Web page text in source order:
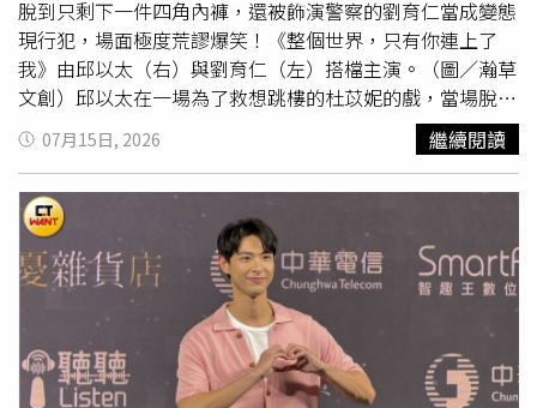
脫到只剩下一件四角內褲，還被飾演警察的劉育仁當成變態
現行犯，場面極度荒謬爆笑！《整個世界，只有你連上了
我》由邱以太（右）與劉育仁（左）搭檔主演。（圖／瀚草
文創）邱以太在一場為了救想跳樓的杜苡妮的戲，當場脫到
只剩一件四角內褲。劉育仁還特地奔到螢幕前「觀摩」，他
大笑表示：「這段實在太荒謬了，真的很想看以太到底會怎
麼脫！」導演游智涵也加碼爆料，拍攝當天正逢寒流，邱以
太頂著低溫脫衣、一遍遍敬業重拍，而只要導演一喊卡，戲
裡的「死對頭」劉育仁就會立刻貼心地拿著大衣快步衝上前
幫忙披上，戲外舉動基情滿滿、超級暖心。除了大尺度發
揮，兩人在角色做功課上也下足功夫。邱以太這次飾演內向
傻氣的「林佳凱」，與他私下開朗個性截然不同，為了抓準
喜劇節奏，他甚至「偷師」經典日劇《到了30歲還是處男，
似乎就能成為魔法師》來揣摩角色狀態。在劇中飾演正直警
07月15日, 2026 繼續閱讀